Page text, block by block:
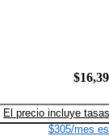
El precio incluye tasas
$305/mes